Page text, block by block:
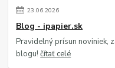
23.06.2026
Blog - ipapier.sk
Pravidelný prísun noviniek,
blogu!čítať celé